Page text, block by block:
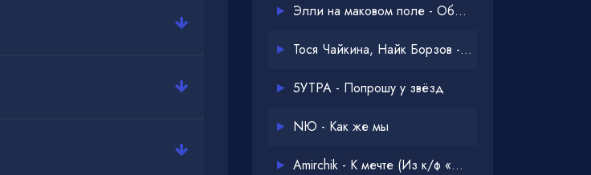
Элли на маковом поле - Обнимай
Тося Чайкина, Найк Борзов - Опять
5УТРА - Попрошу у звёзд
NЮ - Как же мы
Amirchik - К мечте (Из к/ф «Одна дома 3»)